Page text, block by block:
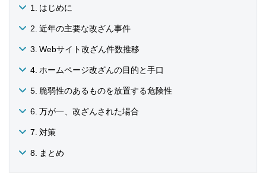
はじめに
近年の主要な改ざん事件
Webサイト改ざん件数推移
ホームページ改ざんの目的と手口
脆弱性のあるものを放置する危険性
万が一、改ざんされた場合
対策
まとめ